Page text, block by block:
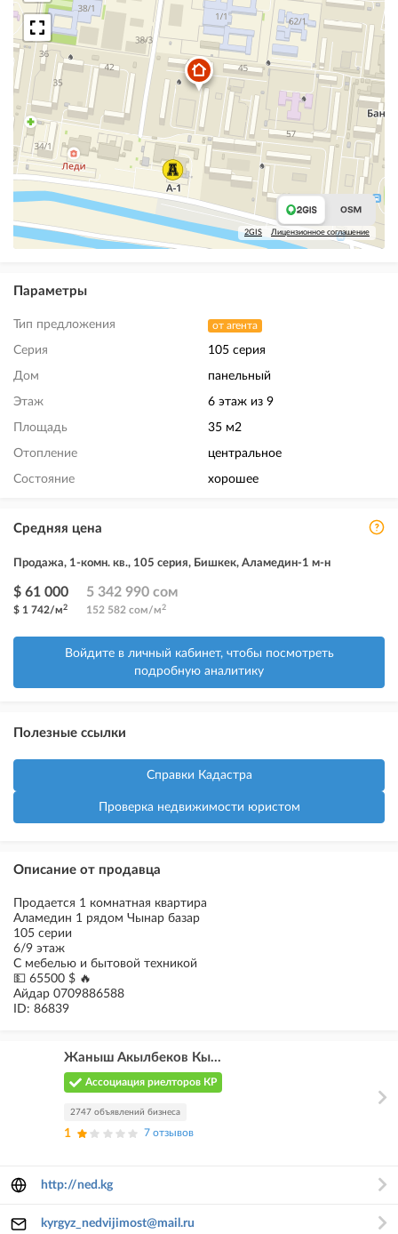
2GIS Лицензионное соглашение
Параметры
Тип предложения от агента
Серия 105 серия
Дом панельный
Этаж 6 этаж из 9
Площадь 35 м2
Отопление центральное
Состояние хорошее
Средняя цена
Продажа, 1-комн. кв., 105 серия, Бишкек, Аламедин-1 м-н
$ 61 000
$ 1 742/м2
5 342 990 сом
152 582 сом/м2
Войдите в личный кабинет, чтобы посмотреть
подробную аналитику
Полезные ссылки
Справки Кадастра
Проверка недвижимости юристом
Описание от продавца
Продается 1 комнатная квартира
Аламедин 1 рядом Чынар базар
105 серии
6/9 этаж
С мебелью и бытовой техникой
💵 65500 $ 🔥
Айдар 0709886588
ID: 86839
Жаныш Акылбеков Кы...
Ассоциация риелторов КР
2747 объявлений бизнеса
1 7 отзывов
http://ned.kg
kyrgyz_nedvijimost@mail.ru